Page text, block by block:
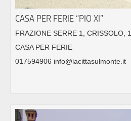
CASA PER FERIE “PIO XI”
FRAZIONE SERRE 1, CRISSOLO,
CASA PER FERIE
017594906 info@lacittasulmonte.it